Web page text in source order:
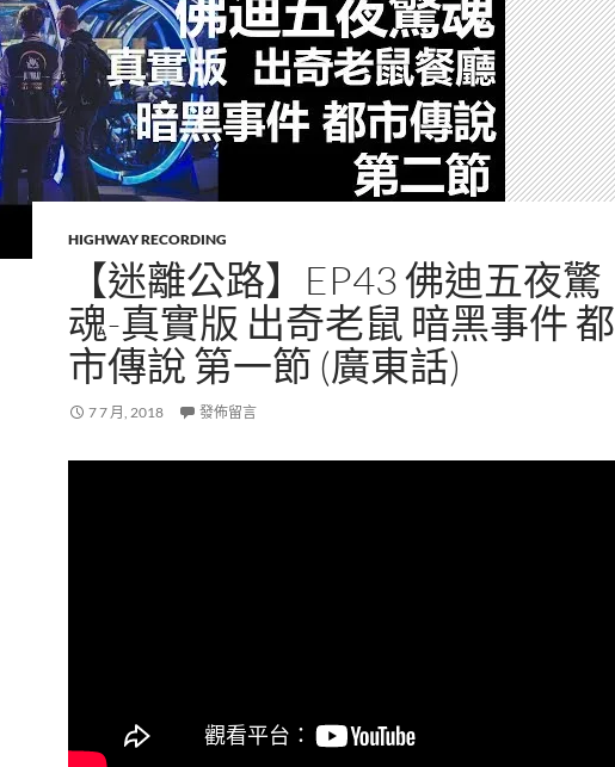
HIGHWAY RECORDING
【迷離公路】EP43 佛迪五夜驚
魂-真實版 出奇老鼠 暗黑事件 都
市傳說 第一節 (廣東話)
7 7 月, 2018 發佈留言